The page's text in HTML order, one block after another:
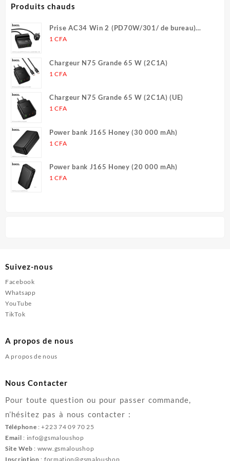
Produits chauds
Prise AC34 Win 2 (PD70W/301/ de bureau)
(UE/Allemagne) (L = 1,5 m)
1CFA
Chargeur N75 Grande 65 W (2C1A)
1CFA
Chargeur N75 Grande 65 W (2C1A) (UE)
1CFA
Power bank J165 Honey (30 000 mAh)
1CFA
Power bank J165 Honey (20 000 mAh)
1CFA
/ Améliore l’efficacité du
imprimés de précisionLes
choisies
page
Suivez-nous
Facebook
Whatsapp
YouTube
TikTok
A propos de nous
A propos de nous
Nous Contacter
Pour toute question ou pour passer commande,
n’hésitez pas à nous contacter :
Téléphone : +223 74 09 70 25
Email : info@gsmaloushop
Site Web : www.gsmaloushop
Inscription : formation@gsmaloushop